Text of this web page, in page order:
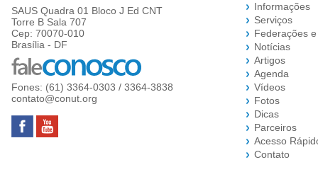
SAUS Quadra 01 Bloco J Ed CNT
Torre B Sala 707
Cep: 70070-010
Brasília - DF
Fones: (61) 3364-0303 / 3364-3838
contato@conut.org
Informações
Serviços
Federações
Notícias
Artigos
Agenda
Vídeos
Fotos
Dicas
Parceiros
Acesso
Contato